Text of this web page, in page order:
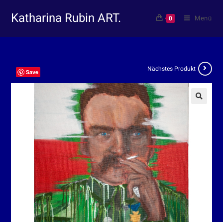
Katharina Rubin ART. 0 Menü
Nächstes Produkt
Save